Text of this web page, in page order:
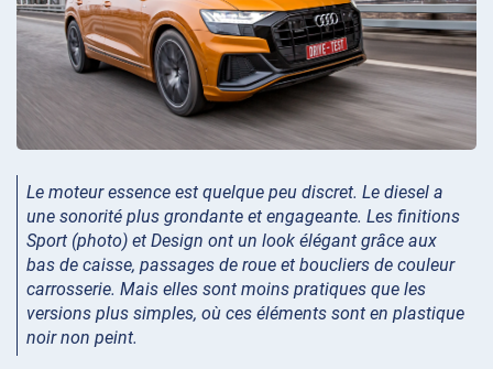
Le moteur essence est quelque peu discret. Le diesel a
une sonorité plus grondante et engageante. Les finitions
Sport (photo) et Design ont un look élégant grâce aux
bas de caisse, passages de roue et boucliers de couleur
carrosserie. Mais elles sont moins pratiques que les
versions plus simples, où ces éléments sont en plastique
noir non peint.